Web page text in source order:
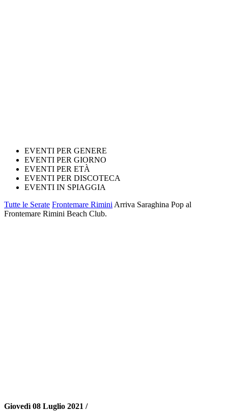
EVENTI PER GENERE
EVENTI PER GIORNO
EVENTI PER ETÀ
EVENTI PER DISCOTECA
EVENTI IN SPIAGGIA
Tutte le Serate Frontemare Rimini Arriva Saraghina Pop al
Frontemare Rimini Beach Club.
Giovedì 08 Luglio 2021 /